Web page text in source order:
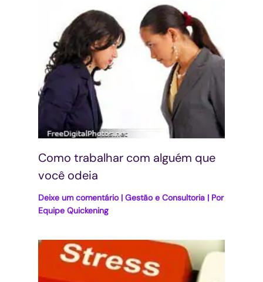
Como trabalhar com alguém que
você odeia
Deixe um comentário | Gestão e Consultoria | Por
Equipe Quickening